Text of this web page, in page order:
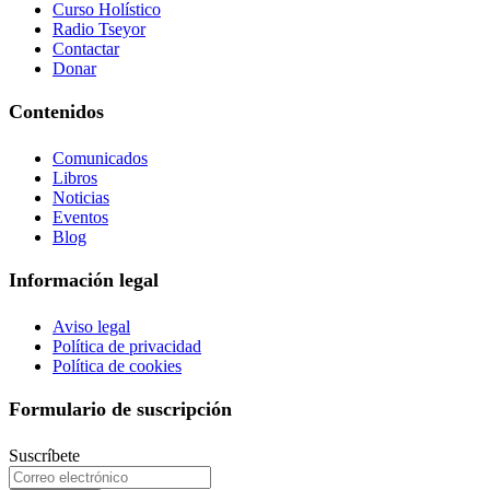
Curso Holístico
Radio Tseyor
Contactar
Donar
Contenidos
Comunicados
Libros
Noticias
Eventos
Blog
Información legal
Aviso legal
Política de privacidad
Política de cookies
Formulario de suscripción
Suscríbete